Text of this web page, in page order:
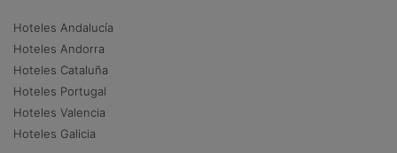
Hoteles Andalucía
Hoteles Andorra
Hoteles Cataluña
Hoteles Portugal
Hoteles Valencia
Hoteles Galicia